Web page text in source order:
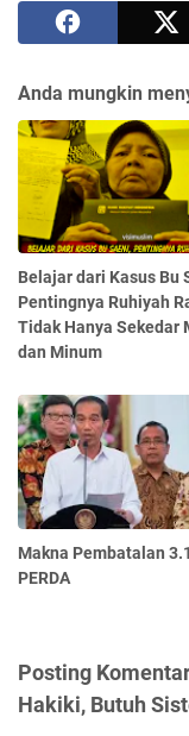
Anda mungkin
Belajar dari Kasus Bu
Pentingnya Ruhiyah
Tidak Hanya Sekedar
dan Minum
Makna Pembatalan
PERDA
Posting
Hakiki, Butuh